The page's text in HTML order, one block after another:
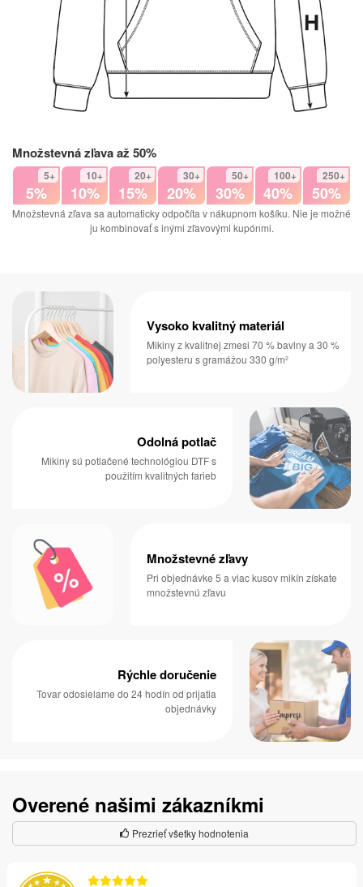
Množstevná zľava až 50%
5+
5%
10+
10%
20+
15%
30+
20%
50+
30%
100+
40%
250+
50%
Množstevná zľava sa automaticky odpočíta v nákupnom košíku. Nie je možné
ju kombinovať s inými zľavovými kupónmi.
Vysoko kvalitný materiál
Mikiny z kvalitnej zmesi 70 % bavlny a 30 %
polyesteru s gramážou 330 g/m²
Odolná potlač
Mikiny sú potlačené technológiou DTF s
použitím kvalitných farieb
Množstevné zľavy
Pri objednávke 5 a viac kusov mikín získate
množstevnú zľavu
Rýchle doručenie
Tovar odosielame do 24 hodín od prijatia
objednávky
Overené našimi zákazníkmi
Prezrieť všetky hodnotenia